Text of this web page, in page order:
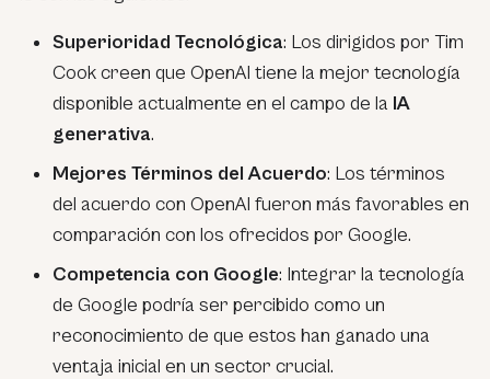
Superioridad Tecnológica: Los dirigidos por Tim
Cook creen que OpenAI tiene la mejor tecnología
disponible actualmente en el campo de la IA
generativa.
Mejores Términos del Acuerdo: Los términos
del acuerdo con OpenAI fueron más favorables en
comparación con los ofrecidos por Google.
Competencia con Google: Integrar la tecnología
de Google podría ser percibido como un
reconocimiento de que estos han ganado una
ventaja inicial en un sector crucial.